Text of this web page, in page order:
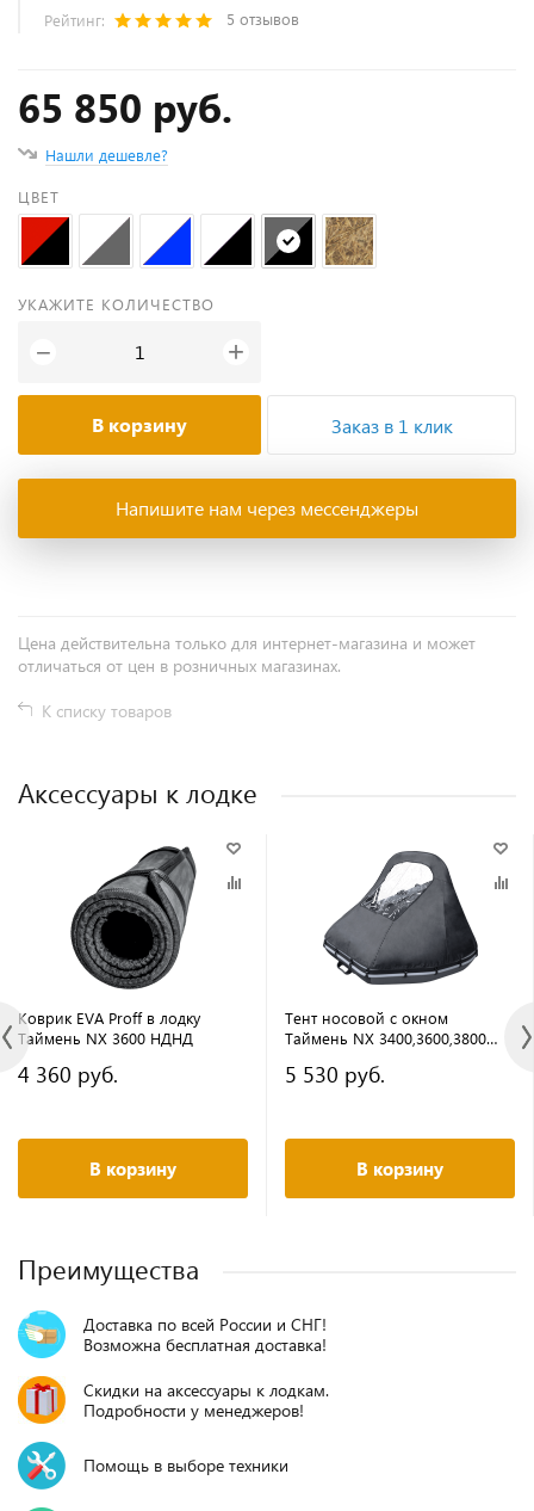
Рейтинг: 5 отзывов
65 850 руб.
Нашли дешевле?
ЦВЕТ
УКАЖИТЕ КОЛИЧЕСТВО
− +
В корзину Заказ в 1 клик
Напишите нам через мессенджеры
Цена действительна только для интернет-магазина и может
отличаться от цен в розничных магазинах.
К списку товаров
Аксессуары к лодке
Коврик EVA Proff в лодку
Таймень NX 3600 НДНД
4 360 руб.
В корзину
Тент носовой с окном
Таймень NX 3400,3600,3800
5 530 руб.
В корзину
Преимущества
Доставка по всей России и СНГ!
Возможна бесплатная доставка!
Скидки на аксессуары к лодкам.
Подробности у менеджеров!
Помощь в выборе техники